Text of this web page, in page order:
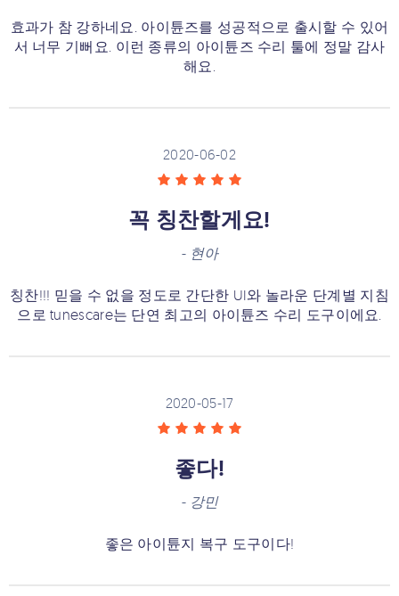
효과가 참 강하네요. 아이튠즈를 성공적으로 출시할 수 있어
서 너무 기뻐요. 이런 종류의 아이튠즈 수리 툴에 정말 감사
해요.
2020-06-02
꼭 칭찬할게요!
- 현아
칭찬!!! 믿을 수 없을 정도로 간단한 UI와 놀라운 단계별 지침
으로 tunescare는 단연 최고의 아이튠즈 수리 도구이에요.
2020-05-17
좋다!
- 강민
좋은 아이튠지 복구 도구이다!